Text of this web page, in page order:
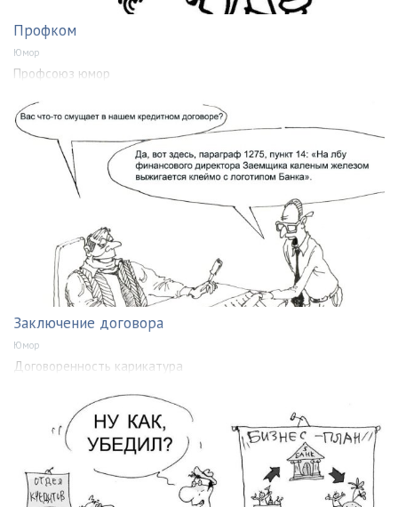
Профком
Юмор
Профсоюз юмор
Заключение договора
Юмор
Договоренность карикатура